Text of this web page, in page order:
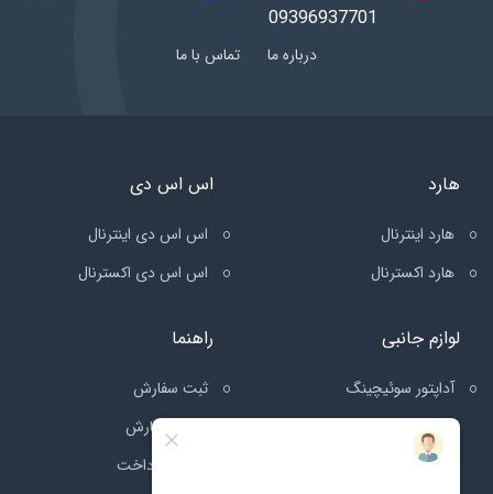
09396937701
درباره ما تماس با ما
هارد
هارد اینترنال
هارد اکسترنال
اس اس دی
اس اس دی اینترنال
اس اس دی اکسترنال
لوازم جانبی
آداپتور سوئیچینگ
راهنما
ثبت سفارش
ارسال سفارش
قوانین پرداخت